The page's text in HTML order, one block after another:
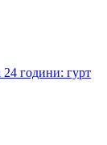
24 години: гурт